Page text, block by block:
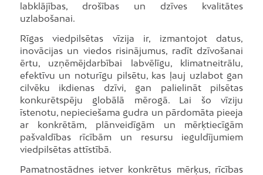
labklājības, drošības un dzīves kvalitātes
uzlabošanai.
Rīgas viedpilsētas vīzija ir, izmantojot datus,
inovācijas un viedos risinājumus, radīt dzīvošanai
ērtu, uzņēmējdarbībai labvēlīgu, klimatneitrālu,
efektīvu un noturīgu pilsētu, kas ļauj uzlabot gan
cilvēku ikdienas dzīvi, gan palielināt pilsētas
konkurētspēju globālā mērogā. Lai šo vīziju
īstenotu, nepieciešama gudra un pārdomāta pieeja
ar konkrētām, plānveidīgām un mērķtiecīgām
pašvaldības rīcībām un resursu ieguldījumiem
viedpilsētas attīstībā.
Pamatnostādnes ietver konkrētus mērķus, rīcības